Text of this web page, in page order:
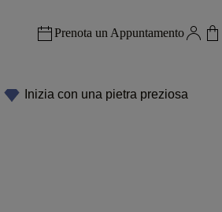
Prenota un Appuntamento
Inizia con una pietra preziosa